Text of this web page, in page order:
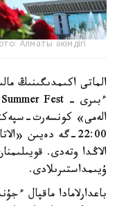
Алматы әкімдігі
الماتى اكىمدىگىنىڭ
22:00-گە دەيىن
الاڭدا وتەدى.
ۇيىمداستىرىلادى.